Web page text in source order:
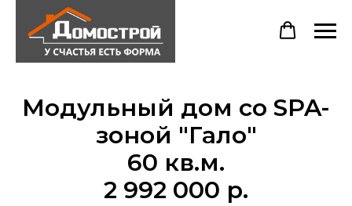
Модульный дом со SPA-
зоной "Гало"
60 кв.м.
2 992 000 р.